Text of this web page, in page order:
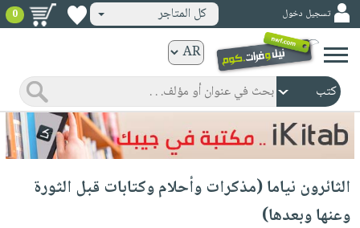
ورقية
المواضيع
صدر
حديثاً
الأكثر
مبيعاً
جوائز
كتب
الكترونية
الرئيسية
صدر
تسجيل دخول كل المتاجر 0
الثائرون نياما (مذكرات وأحلام وكتابات قبل الثورة
وعنها وبعدها)